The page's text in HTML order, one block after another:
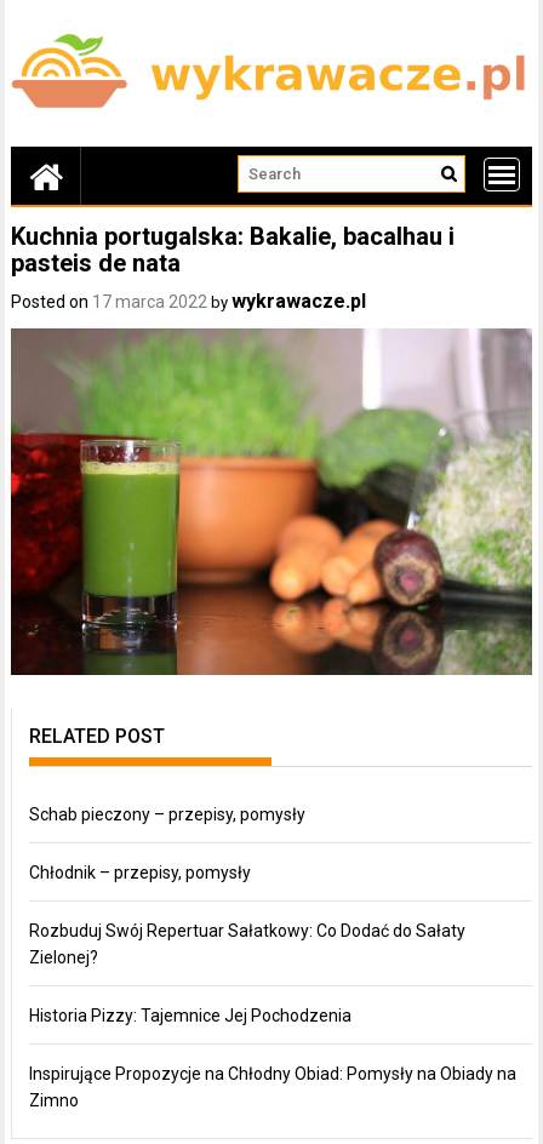
content
Kuchnia portugalska: Bakalie, bacalhau i
pasteis de nata
Posted on 17 marca 2022 bywykrawacze.pl
RELATED POST
Schab pieczony – przepisy, pomysły
Chłodnik – przepisy, pomysły
Rozbuduj Swój Repertuar Sałatkowy: Co Dodać do Sałaty
Zielonej?
Historia Pizzy: Tajemnice Jej Pochodzenia
Inspirujące Propozycje na Chłodny Obiad: Pomysły na Obiady na
Zimno